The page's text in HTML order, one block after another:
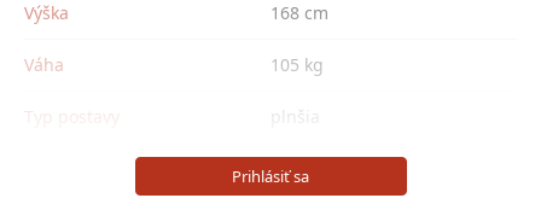
Výška
168 cm
Váha 105 kg
Typ postavy plnšia
Prihlásiť sa